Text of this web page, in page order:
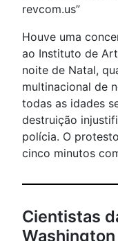
revcom.us”
Houve uma
ao Instituto de
noite de Natal,
multinacional de
todas as idades
destruição
polícia. O
cinco minutos
Cientistas